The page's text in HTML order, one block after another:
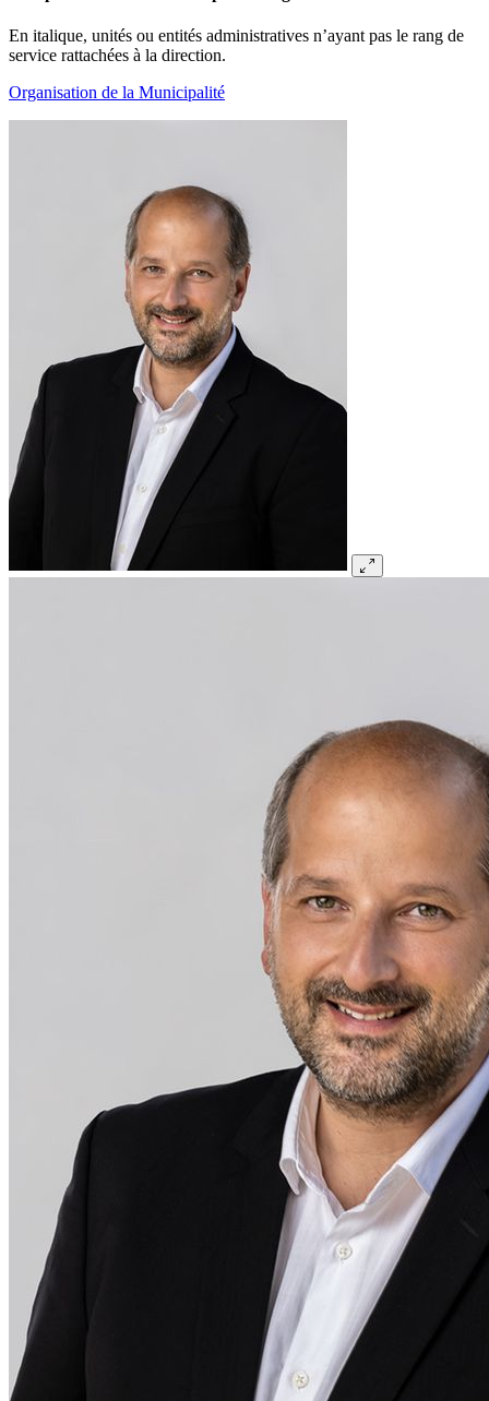
En italique, unités ou entités administratives n’ayant pas le rang de
service rattachées à la direction.
Organisation de la Municipalité